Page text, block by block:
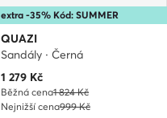
extra -35% Kód: SUMMER
QUAZI
Sandály · Černá
Aktuální cena
1 279 Kč
Běžná cena1 824 Kč
Nejnižší cena999 Kč